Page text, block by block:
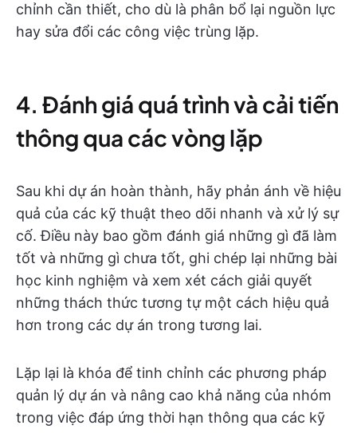
chỉnh cần thiết, cho dù là phân bổ lại nguồn lực
hay sửa đổi các công việc trùng lặp.
4. Đánh giá quá trình và cải tiến
thông qua các vòng lặp
Sau khi dự án hoàn thành, hãy phản ánh về hiệu
quả của các kỹ thuật theo dõi nhanh và xử lý sự
cố. Điều này bao gồm đánh giá những gì đã làm
tốt và những gì chưa tốt, ghi chép lại những bài
học kinh nghiệm và xem xét cách giải quyết
những thách thức tương tự một cách hiệu quả
hơn trong các dự án trong tương lai.
Lặp lại là khóa để tinh chỉnh các phương pháp
quản lý dự án và nâng cao khả năng của nhóm
trong việc đáp ứng thời hạn thông qua các kỹ